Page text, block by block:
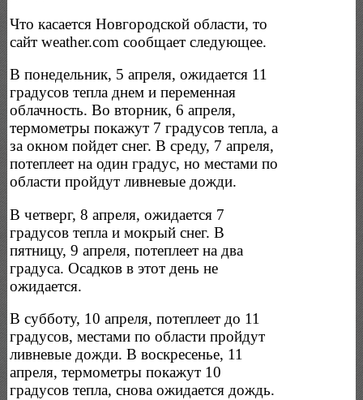
Что касается Новгородской области, то
сайт weather.com сообщает следующее.
В понедельник, 5 апреля, ожидается 11
градусов тепла днем и переменная
облачность. Во вторник, 6 апреля,
термометры покажут 7 градусов тепла, а
за окном пойдет снег. В среду, 7 апреля,
потеплеет на один градус, но местами по
области пройдут ливневые дожди.
В четверг, 8 апреля, ожидается 7
градусов тепла и мокрый снег. В
пятницу, 9 апреля, потеплеет на два
градуса. Осадков в этот день не
ожидается.
В субботу, 10 апреля, потеплеет до 11
градусов, местами по области пройдут
ливневые дожди. В воскресенье, 11
апреля, термометры покажут 10
градусов тепла, снова ожидается дождь.